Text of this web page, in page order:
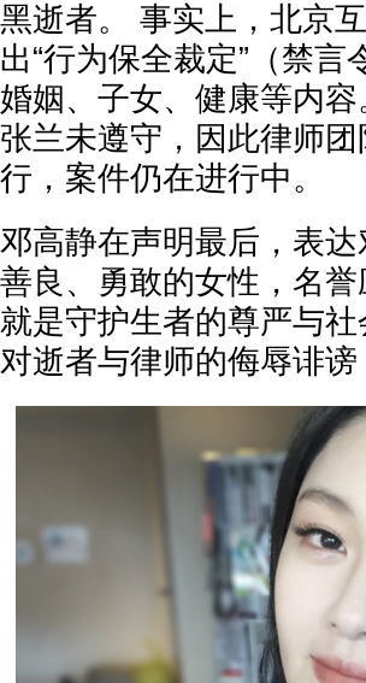
黑逝者。 事实上，北京
出“行为保全裁定”（禁
婚姻、子女、健康等内
张兰未遵守，因此律师
行，案件仍在进行中。
邓高静在声明最后，表
善良、勇敢的女性，名
就是守护生者的尊严与
对逝者与律师的侮辱诽